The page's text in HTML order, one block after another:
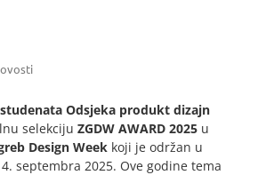
Odsjeka produkt dizajn
selekciju ZGDW AWARD 2025 u
Design Week koji je održan u
septembra 2025. Ove godine tema